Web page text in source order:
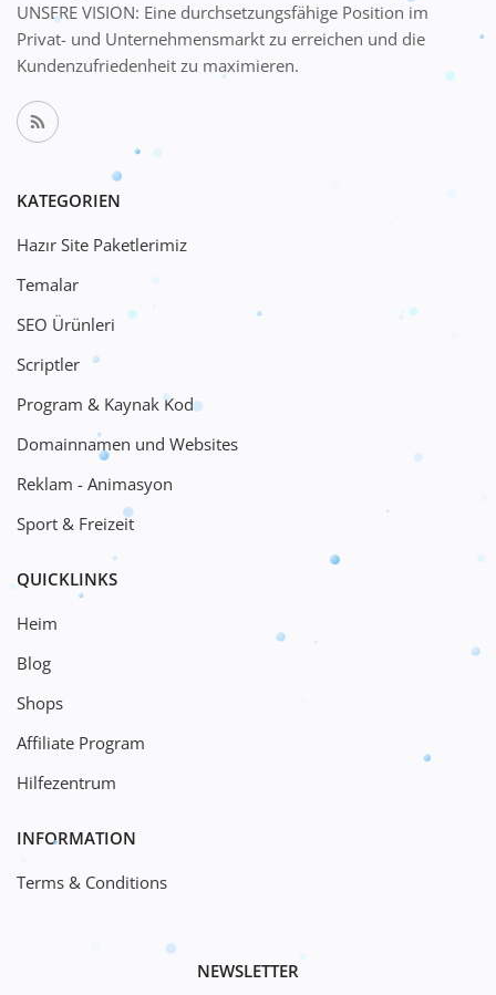
UNSERE VISION: Eine durchsetzungsfähige Position im
Privat- und Unternehmensmarkt zu erreichen und die
Kundenzufriedenheit zu maximieren.
KATEGORIEN
Hazır Site Paketlerimiz
Temalar
SEO Ürünleri
Scriptler
Program & Kaynak Kod
Domainnamen und Websites
Reklam - Animasyon
Sport & Freizeit
QUICKLINKS
Heim
Blog
Shops
Affiliate Program
Hilfezentrum
INFORMATION
Terms & Conditions
NEWSLETTER